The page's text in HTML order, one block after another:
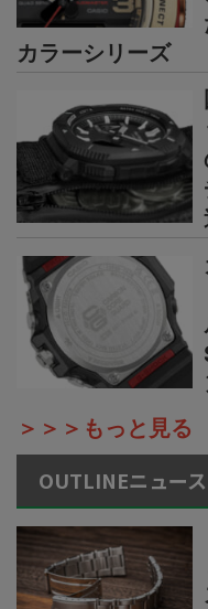
カラーシリーズ
＞＞＞もっと見る
OUTLINEニュース